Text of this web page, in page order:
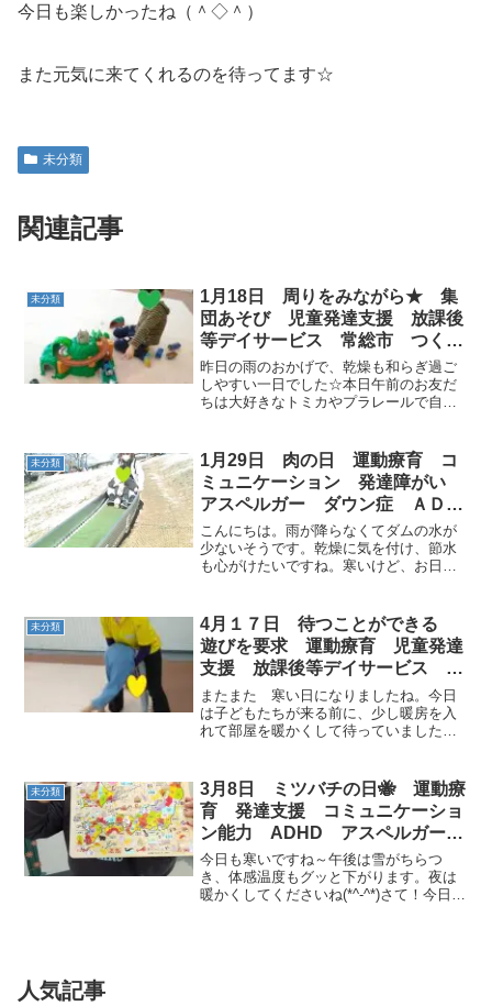
今日も楽しかったね（＾◇＾）
また元気に来てくれるのを待ってます☆
未分類
関連記事
未分類
1月18日 周りをみながら★ 集
団あそび 児童発達支援 放課後
等デイサービス 常総市 つくば
みらい市
昨日の雨のおかげで、乾燥も和らぎ過ご
しやすい一日でした☆本日午前のお友だ
ちは大好きなトミカやプラレールで自由
難しい横ステップ習得のため、フープで
横ジャンプや足踏みでリ...
未分類
1月29日 肉の日 運動療育 コ
ミュニケーション 発達障がい
アスペルガー ダウン症 ＡＤＨ
Ｄ 放課後等デイサービス 児童
発達支援 常総市 つくばみらい
市 坂東市 守谷市
こんにちは。雨が降らなくてダムの水が
少ないそうです。乾燥に気を付け、節水
も心がけたいですね。寒いけど、お日様
た。 スキップしながら車に向かう姿を見
ると楽しい時間を過ごせた...
未分類
4月１７日 待つことができる
遊びを要求 運動療育 児童発達
支援 放課後等デイサービス 常
総市 坂東市
またまた 寒い日になりましたね。今日
は子どもたちが来る前に、少し暖房を入
れて部屋を暖かくして待っていました。
支度を終えると自由遊びの時間はなかっ
たのですが、どうしても揺...
未分類
3月8日 ミツバチの日🐝 運動療
育 発達支援 コミュニケーショ
ン能力 ADHD アスペルガー
自閉症 ダウン症 放課後等デイ
サービス 常総市 つくばみらい
市 坂東市 守谷市
今日も寒いですね～午後は雪がちらつ
き、体感温度もグッと下がります。夜は
暖かくしてくださいね(*^-^*)さて！今日も
人気記事